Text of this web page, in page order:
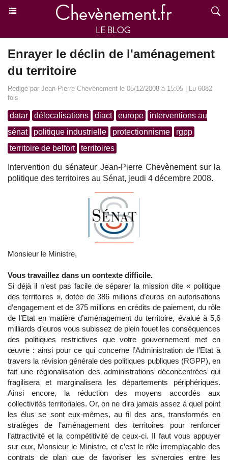
Enrayer le déclin de l'aménagement
du territoire
Rédigé par Jean-Pierre Chevènement le 05/12/2008 à 15:05 | Lu 6082
fois
datar délocalisations diact europe
interventions au
sénat
politique industrielle protectionnisme
rgpp
territoire de belfort
territoires
Intervention du sénateur Jean-Pierre Chevènement sur la
politique des territoires au Sénat, jeudi 4 décembre 2008.
Monsieur le Ministre,
Vous travaillez dans un contexte difficile.
Si déjà il n’est pas facile de séparer la mission dite « politique
des territoires », dotée de 386 millions d’euros en autorisations
d’engagement et de 375 millions en crédits de paiement, du rôle
de l’Etat en matière d’aménagement du territoire, évalué à 5,6
milliards d’euros vous subissez de plein fouet les conséquences
des politiques restrictives que votre gouvernement met en
œuvre : ainsi pour ce qui concerne l’Administration de l’Etat à
travers la révision générale des politiques publiques (RGPP), en
fait une régionalisation des administrations déconcentrées qui
fragilisera et marginalisera les départements périphériques.
Ainsi encore, la réduction des moyens accordés aux
collectivités territoriales. Or, on ne dira jamais assez à quel point
les élus se sont eux-mêmes, au fil des ans, transformés en
stratèges de l’aménagement des territoires pour renforcer
l’attractivité et la compétitivité de ceux-ci. Il faut vous appuyer
sur eux, Monsieur le Ministre, et c’est le rôle irremplaçable des
contrats de plan que de favoriser les synergies entre les